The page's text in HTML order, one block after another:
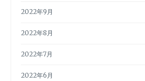
2022年9月
2022年8月
2022年7月
2022年6月